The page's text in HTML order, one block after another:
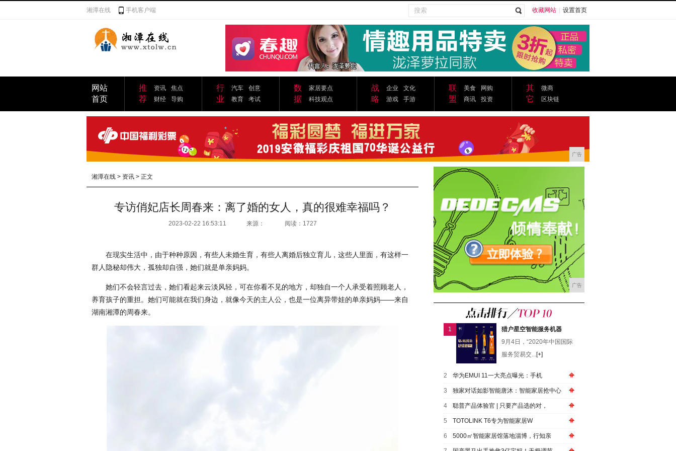
湘潭在线 手机客户端 收藏网站 设置首页
网站
首页
推
荐
资讯
焦点
财经
导购
行
业
汽车
创意
教育
考试
数
据
家居要点
科技观点
战
略
企业
文化
游戏
手游
联
盟
美食
网购
商讯
投资
其
它
微商
区块链
广告
湘潭在线 > 资讯 > 正文
专访俏妃店长周春来：离了婚的女人，真的很难幸福吗？
2023-02-22 16:53:11 来源： 阅读：1727
在现实生活中，由于种种原因，有些人未婚生育，有些人离婚后独立育儿，这些人里面，有这样一
群人隐秘却伟大，孤独却自强，她们就是单亲妈妈。
她们不会轻言过去，她们看起来云淡风轻，可在你看不见的地方，却独自一个人承受着照顾老人，
养育孩子的重担。她们可能就在我们身边，就像今天的主人公，也是一位离异带娃的单亲妈妈——来自
湖南湘潭的周春来。
广告
1
猎户星空智能服务机器
9月4日，“2020年中国国际
服务贸易交...[+]
2 华为EMUI 11一大亮点曝光：手机
3 独家对话如影智能唐沐：智能家居抢中心
4 聪普产品体验官 | 只要产品选的对，
5 TOTOLINK T6专为智能家居W
6 5000㎡智能家居馆落地淄博，行知亲